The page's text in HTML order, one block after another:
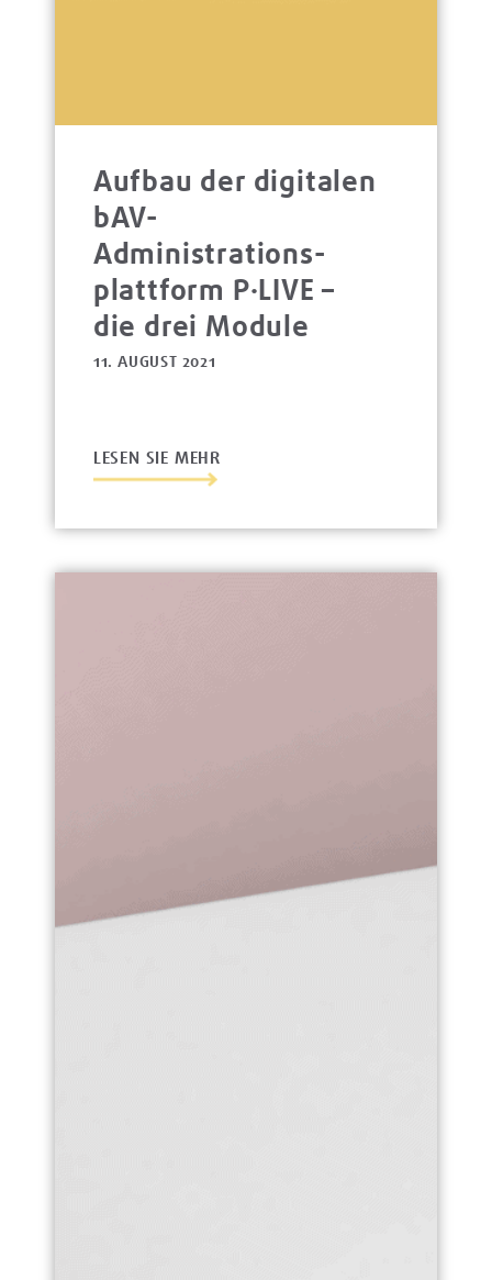
Aufbau der digitalen
bAV-
Administrations­
platt­form P·LIVE –
die drei Module
11. AUGUST 2021
LESEN SIE MEHR